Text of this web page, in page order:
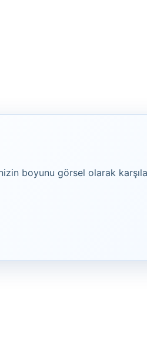
boyunu görsel olarak